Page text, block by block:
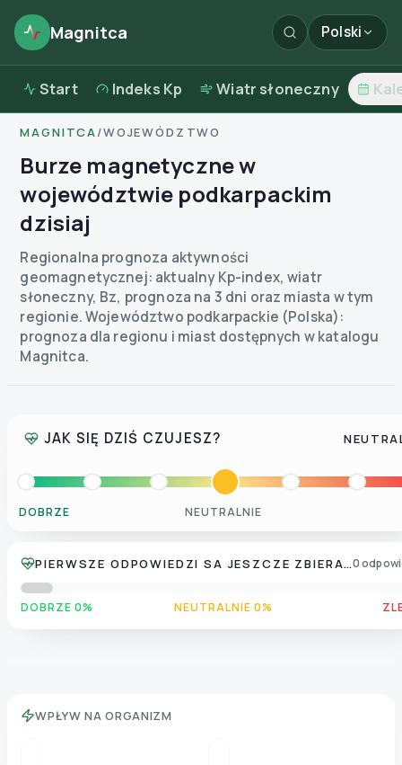
Magnitca Polski
Start Indeks Kp Wiatr słoneczny
MAGNITCA/WOJEWÓDZTWO
Burze magnetyczne w
województwie podkarpackim
dzisiaj
Regionalna prognoza aktywności
geomagnetycznej: aktualny Kp-index, wiatr
słoneczny, Bz, prognoza na 3 dni oraz miasta w tym
regionie.Województwo podkarpackie (Polska):
prognoza dla regionu i miast dostępnych w katalogu
Magnitca.
JAK SIĘ DZIŚ CZUJESZ?
DOBRZE NEUTRALNIE
PIERWSZE ODPOWIEDZI SA JESZCZE ZBIERANE0
DOBRZE 0% NEUTRALNIE 0%
WPŁYW NA ORGANIZM